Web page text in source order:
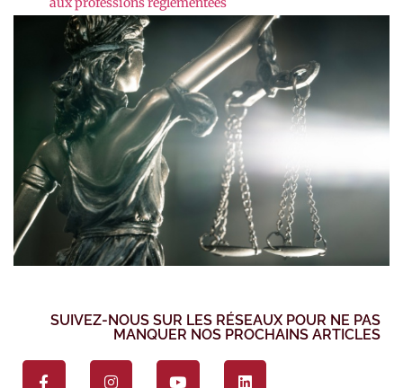
SUIVEZ-NOUS SUR LES RÉSEAUX POUR NE PAS
MANQUER NOS PROCHAINS ARTICLES